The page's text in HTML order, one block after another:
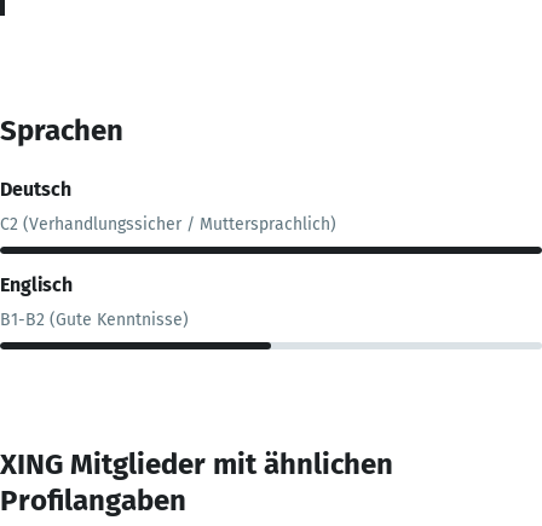
Sprachen
Deutsch
C2 (Verhandlungssicher / Muttersprachlich)
Englisch
B1-B2 (Gute Kenntnisse)
XING Mitglieder mit ähnlichen
Profilangaben